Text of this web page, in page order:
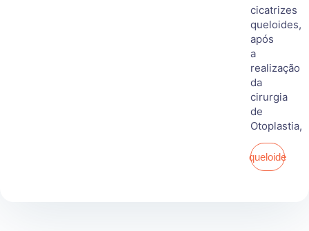
cicatrizes
queloides,
após
a
realização
da
cirurgia
de
Otoplastia,
queloide